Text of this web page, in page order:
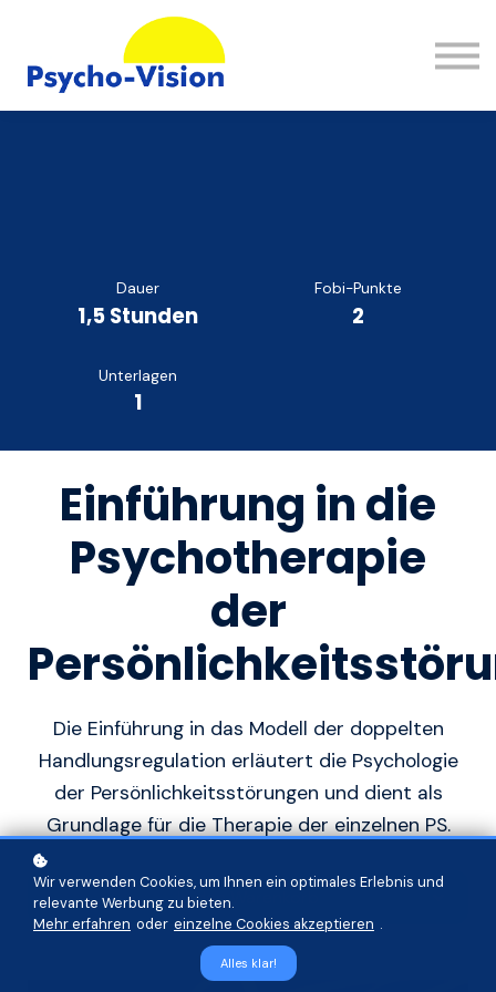
Wissen
FAQ
Kontakt
Dauer
1,5 Stunden
Fobi-Punkte
2
Unterlagen
1
Einführung in die
Psychotherapie
der
Die Einführung in das Modell der doppelten
Handlungsregulation erläutert die Psychologie
der Persönlichkeitsstörungen und dient als
Grundlage für die Therapie der einzelnen PS.
In den Warenkorb
Wir verwenden Cookies, um Ihnen ein optimales Erlebnis und
relevante Werbung zu bieten.
Mehr erfahren oder einzelne Cookies akzeptieren .
Alles klar!